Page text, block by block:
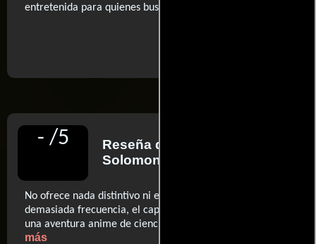
entretenida para quienes buscan un escape del día a día.
- /5 Reseña de
Solomon
No ofrece nada distintivo ni emocionante (...) Con
demasiada frecuencia, el capítulo da la impresión de ser
una aventura anime de ciencia ficción del montón.
más